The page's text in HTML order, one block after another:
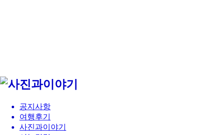
공지사항
여행후기
사진과이야기